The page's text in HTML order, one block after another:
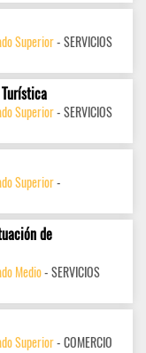
Superior- SERVICIOS
Superior- SERVICIOS
Superior-
de
Medio- SERVICIOS
Superior- COMERCIO